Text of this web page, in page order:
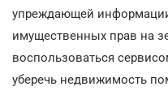
упреждающей
имущественных прав на
воспользоваться
уберечь недвижимость